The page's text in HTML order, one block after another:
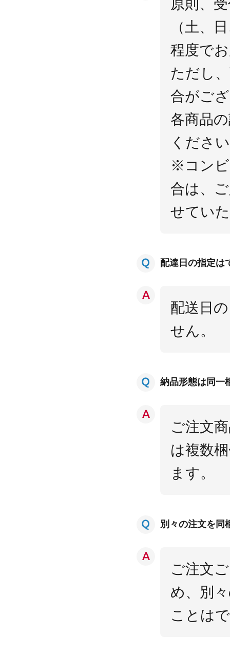
原則、
（土、
程度で
ただし
合がご
各商品
くださ
※コンビ
合は、
せてい
配達日の指定は
配送日
せん。
納品形態は同一
ご注文
は複数
ます。
別々の注文を同
ご注文
め、別
ことは